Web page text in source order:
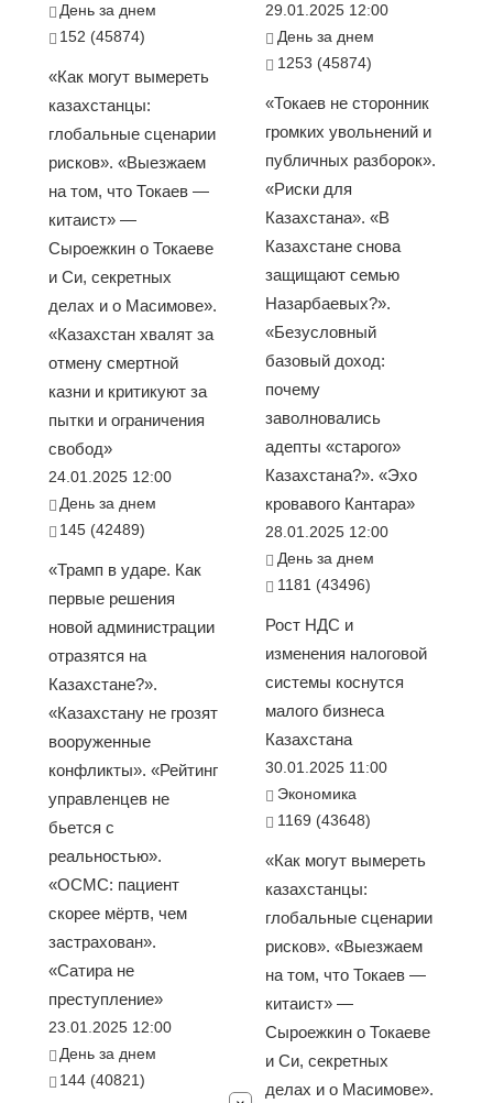
День за днем
152 (45874)
«Как могут вымереть
казахстанцы:
глобальные сценарии
рисков». «Выезжаем
на том, что Токаев —
китаист» —
Сыроежкин о Токаеве
и Си, секретных
делах и о Масимове».
«Казахстан хвалят за
отмену смертной
казни и критикуют за
пытки и ограничения
свобод»
24.01.2025 12:00
День за днем
145 (42489)
«Трамп в ударе. Как
первые решения
новой администрации
отразятся на
Казахстане?».
«Казахстану не грозят
вооруженные
конфликты». «Рейтинг
управленцев не
бьется с
реальностью».
«ОСМС: пациент
скорее мёртв, чем
застрахован».
«Сатира не
преступление»
23.01.2025 12:00
День за днем
144 (40821)
29.01.2025 12:00
День за днем
1253 (45874)
«Токаев не сторонник
громких увольнений и
публичных разборок».
«Риски для
Казахстана». «В
Казахстане снова
защищают семью
Назарбаевых?».
«Безусловный
базовый доход:
почему
заволновались
адепты «старого»
Казахстана?». «Эхо
кровавого Кантара»
28.01.2025 12:00
День за днем
1181 (43496)
Рост НДС и
изменения налоговой
системы коснутся
малого бизнеса
Казахстана
30.01.2025 11:00
Экономика
1169 (43648)
«Как могут вымереть
казахстанцы:
глобальные сценарии
рисков». «Выезжаем
на том, что Токаев —
китаист» —
Сыроежкин о Токаеве
и Си, секретных
делах и о Масимове».